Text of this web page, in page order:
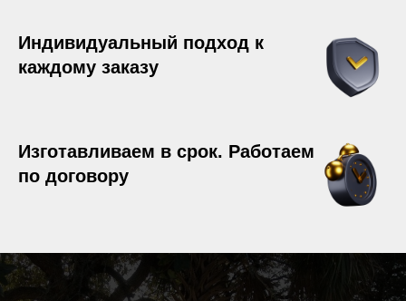
Индивидуальный подход к
каждому заказу
Изготавливаем в срок. Работаем
по договору